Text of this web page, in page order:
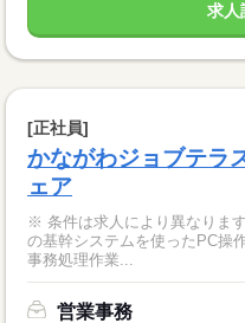
求人
[正社員]
かながわジョブテラ
ェア
※ 条件は求人により異なります。 【仕事内容例】 ●営業事務
の基幹システムを使ったPC操
事務処理作業...
営業事務